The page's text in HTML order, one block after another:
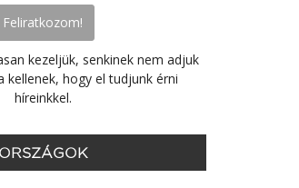
kezeljük, senkinek nem adjuk
kellenek, hogy el tudjunk érni
híreinkkel.
ORSZÁGOK